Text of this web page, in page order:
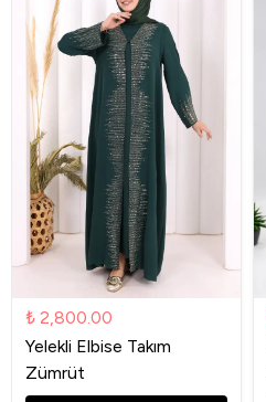
₺ 2,800.00
Yelekli Elbise Takım
Zümrüt